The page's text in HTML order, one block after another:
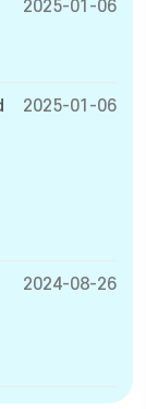
2025-01-06
2025-01-06
2024-08-26